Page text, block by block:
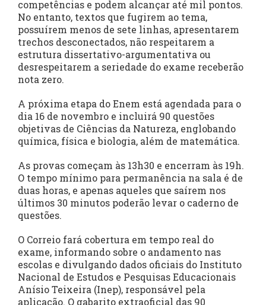
competências e podem alcançar até mil pontos.
No entanto, textos que fugirem ao tema,
possuírem menos de sete linhas, apresentarem
trechos desconectados, não respeitarem a
estrutura dissertativo-argumentativa ou
desrespeitarem a seriedade do exame receberão
nota zero.
A próxima etapa do Enem está agendada para o
dia 16 de novembro e incluirá 90 questões
objetivas de Ciências da Natureza, englobando
química, física e biologia, além de matemática.
As provas começam às 13h30 e encerram às 19h.
O tempo mínimo para permanência na sala é de
duas horas, e apenas aqueles que saírem nos
últimos 30 minutos poderão levar o caderno de
questões.
O Correio fará cobertura em tempo real do
exame, informando sobre o andamento nas
escolas e divulgando dados oficiais do Instituto
Nacional de Estudos e Pesquisas Educacionais
Anísio Teixeira (Inep), responsável pela
aplicação. O gabarito extraoficial das 90